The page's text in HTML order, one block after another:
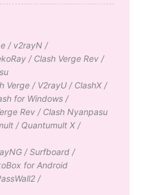
/ v2rayN/
/ Clash Verge Rev/
Verge/ V2rayU/ ClashX/
for Windows/
Rev/ Clash Nyanpasu
/ Quantumult X/
/Surfboard/
for Android
/